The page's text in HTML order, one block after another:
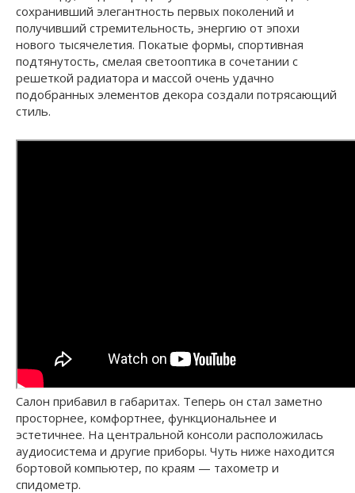
сохранивший элегантность первых поколений и
получивший стремительность, энергию от эпохи
нового тысячелетия. Покатые формы, спортивная
подтянутость, смелая светооптика в сочетании с
решеткой радиатора и массой очень удачно
подобранных элементов декора создали потрясающий
стиль.
Салон прибавил в габаритах. Теперь он стал заметно
просторнее, комфортнее, функциональнее и
эстетичнее. На центральной консоли расположилась
аудиосистема и другие приборы. Чуть ниже находится
бортовой компьютер, по краям — тахометр и
спидометр.